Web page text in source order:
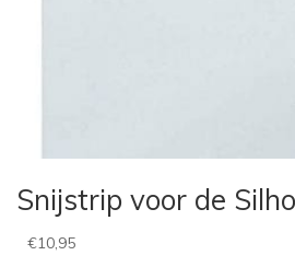
Snijstrip voor de
€10,95